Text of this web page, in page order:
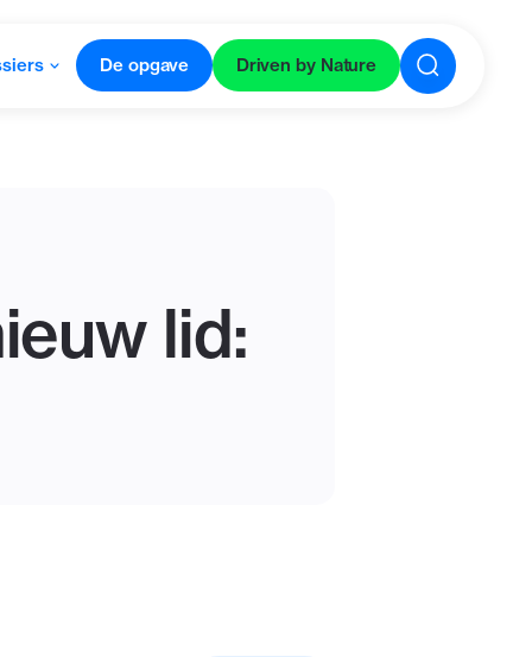
De opgave Driven by Nature
lid: